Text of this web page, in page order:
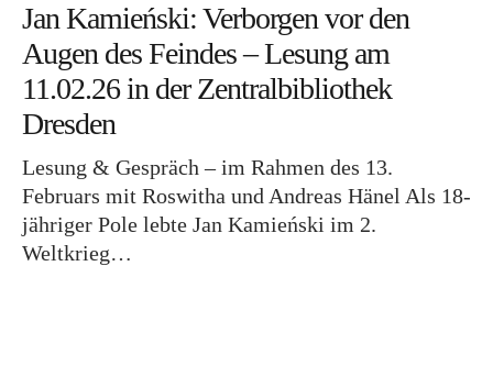
Jan Kamieński: Verborgen vor den
Augen des Feindes – Lesung am
11.02.26 in der Zentralbibliothek
Dresden
Lesung & Gespräch – im Rahmen des 13.
Februars mit Roswitha und Andreas Hänel Als 18-
jähriger Pole lebte Jan Kamieński im 2.
Weltkrieg…